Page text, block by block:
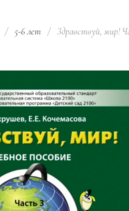
/ 5-6 лет /
Здравствуй, мир!